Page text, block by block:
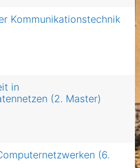
Kommunikationstechnik
in
(2. Master)
(6.